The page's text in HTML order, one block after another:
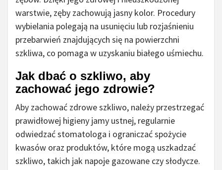
warstwie, zęby zachowują jasny kolor. Procedury
wybielania polegają na usunięciu lub rozjaśnieniu
przebarwień znajdujących się na powierzchni
szkliwa, co pomaga w uzyskaniu białego uśmiechu.
Jak dbać o szkliwo, aby
zachować jego zdrowie?
Aby zachować zdrowe szkliwo, należy przestrzegać
prawidłowej higieny jamy ustnej, regularnie
odwiedzać stomatologa i ograniczać spożycie
kwasów oraz produktów, które mogą uszkadzać
szkliwo, takich jak napoje gazowane czy słodycze.